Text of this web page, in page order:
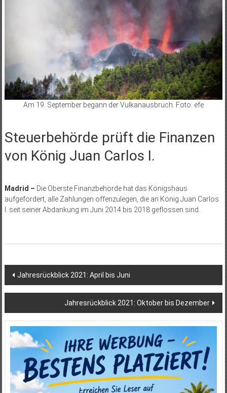
Am 19. September begann der Vulkanausbruch. Foto: efe
Steuerbehörde prüft die Finanzen
von König Juan Carlos I.
Madrid – Die Oberste Finanzbehörde hat das Königshaus
aufgefordert, alle Zahlungen offenzulegen, die an König Juan Carlos
I. seit seiner Abdankung im Juni 2014 bis 2018 geflossen sind.
Beitragsnavigation
Jahresrückblick 2021: April bis Juni
Jahresrückblick 2021: Oktober bis Dezember